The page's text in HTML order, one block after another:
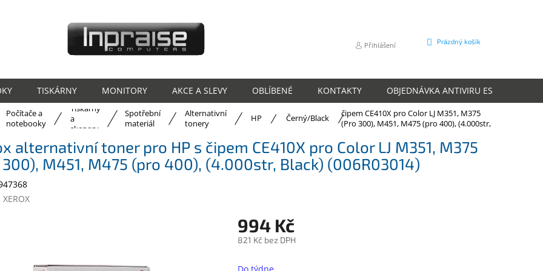
Přihlášení
NÁKUPNÍ
Prázdný košík
TISKÁRNY MONITORY AKCE A SLEVY OBLÍBENÉ KONTAKTY OBJEDNÁVKA ANTIVIRU ESET
Počítače a
notebooky
Tiskárny
a
skenery
Spotřební
materiál
Alternativní
tonery
HP Černý/Black
Xerox alternativní toner pro HP s
čipem CE410X pro Color LJ M351, M375
(Pro 300), M451, M475 (pro 400), (4.000str,
alternativní toner pro HP s čipem CE410X pro Color LJ M351, M375
300), M451, M475 (pro 400), (4.000str, Black) (006R03014)
XEROX
994 Kč
821 Kč bez DPH
cena: